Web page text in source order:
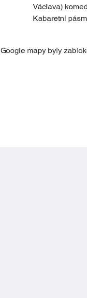
Václava)
Kabaretní
Google mapy byly